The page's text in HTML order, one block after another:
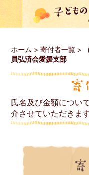
ホーム >寄付者一覧 >
員弘済会愛媛支部
氏名及び金額につい
介させていただきます